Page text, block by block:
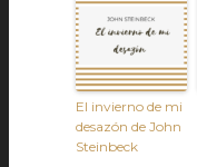
El invierno de mi
desazón de John
Steinbeck